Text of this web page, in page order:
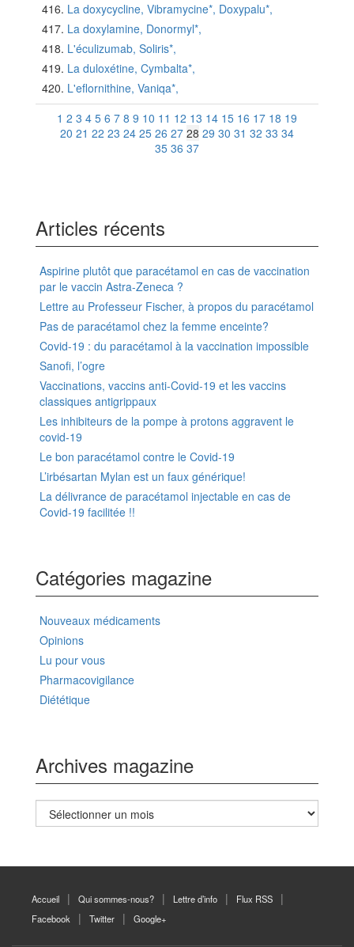
La doxycycline, Vibramycine*, Doxypalu*,
La doxylamine, Donormyl*,
L'éculizumab, Soliris*,
La duloxétine, Cymbalta*,
L'eflornithine, Vaniqa*,
1 2 3 4 5 6 7 8 9 10 11 12 13 14 15 16 17 18 19
20 21 22 23 24 25 26 27 28 29 30 31 32 33 34
35 36 37
Articles récents
Aspirine plutôt que paracétamol en cas de vaccination
par le vaccin Astra-Zeneca ?
Lettre au Professeur Fischer, à propos du paracétamol
Pas de paracétamol chez la femme enceinte?
Covid-19 : du paracétamol à la vaccination impossible
Sanofi, l’ogre
Vaccinations, vaccins anti-Covid-19 et les vaccins
classiques antigrippaux
Les inhibiteurs de la pompe à protons aggravent le
covid-19
Le bon paracétamol contre le Covid-19
L’irbésartan Mylan est un faux générique!
La délivrance de paracétamol injectable en cas de
Covid-19 facilitée !!
Catégories magazine
Nouveaux médicaments
Opinions
Lu pour vous
Pharmacovigilance
Diététique
Archives magazine
Archives
magazine
Accueil Qui sommes-nous? Lettre d’info
Flux RSS
Facebook
Twitter Google+